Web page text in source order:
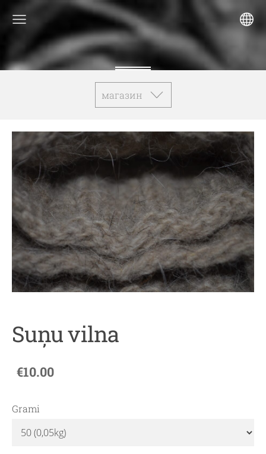
магазин
Suņu vilna
€10.00
Grami